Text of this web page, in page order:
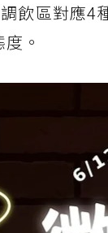
飲區對應4
。